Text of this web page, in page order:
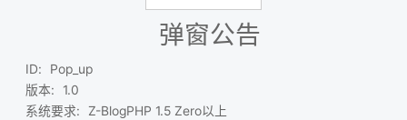
弹窗公告
ID:
Pop_up
版本:
1.0
系统要求:
Z-BlogPHP 1.5 Zero以上